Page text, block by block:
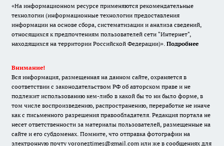
«На информационном ресурсе применяются рекомендательные
технологии (информационные технологии предоставления
информации на основе сбора, систематизации и анализа сведений,
относящихся к предпочтениям пользователей сети "Интернет",
находящихся на территории Российской Федерации)». Подробнее
Внимание!
Вся информация, размещенная на данном сайте, охраняется в
соответствии с законодательством РФ об авторском праве и не
подлежит использованию кем-либо в какой бы то ни было форме, в
том числе воспроизведению, распространению, переработке не иначе
как с письменного разрешения правообладателя. Редакция портала не
несет ответственности за материалы пользователей, размещенные на
сайте и его субдоменах. Помните, что отправка фотографии на
электронную почту voroneztimes@gmail.com или же в сообщениях для